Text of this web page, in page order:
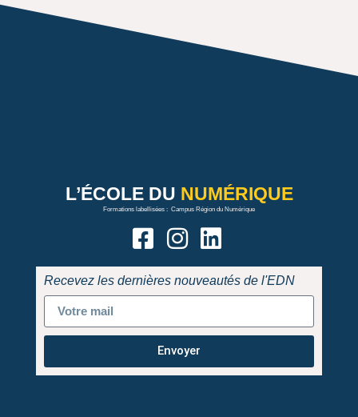
L’ÉCOLE DU NUMÉRIQUE
Formations labellisées : Campus Région du Numérique
Recevez les dernières nouveautés de l'EDN
Envoyer